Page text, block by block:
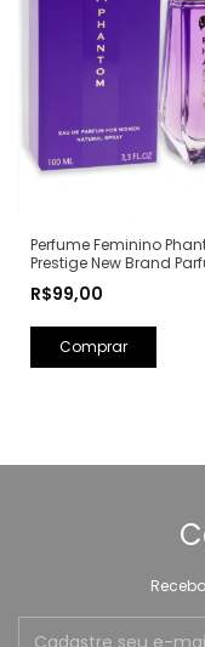
Perfume Feminino
Prestige New Brand
Eau de Parfum - 100ml
Olfativa: Alien Mugler)
R$99,00